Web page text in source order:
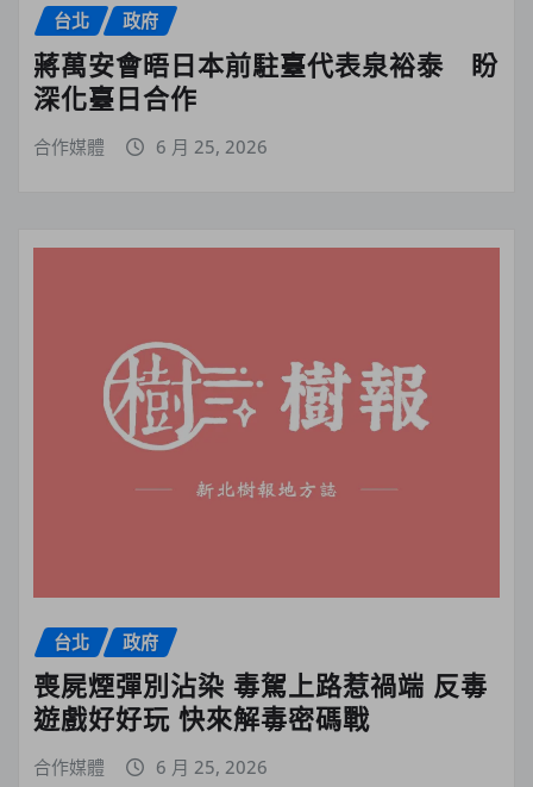
台北 政府
蔣萬安會晤日本前駐臺代表泉裕泰 盼
深化臺日合作
合作媒體 6 月 25, 2026
台北 政府
喪屍煙彈別沾染 毒駕上路惹禍端 反毒
遊戲好好玩 快來解毒密碼戰
合作媒體 6 月 25, 2026